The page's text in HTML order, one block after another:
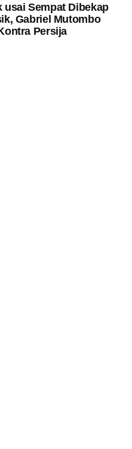
usai Sempat Dibekap
Gabriel Mutombo
Persija